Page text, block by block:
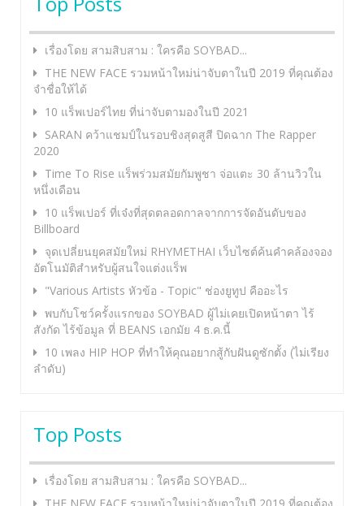
เรื่องโดย สามสิบสาม : ใครคือ SOYBAD...
THE NEW FACE รวมหน้าใหม่น่าจับตาในปี 2019 ที่คุณต้อง
จำชื่อให้ได้
10 แร็พเปอร์ไทย ที่น่าจับตามองในปี 2021
SARAN คว้าแชมป์ในรอบชิงสุดสูสี ปิดฉาก The Rapper
2020
Time To Rise แร็พร่วมสมัยกัมพูชา จ่อแตะ 30 ล้านวิวใน
หนึ่งเดือน
10 แร็พเปอร์ ที่เจ๋งที่สุดตลอดกาลจากการจัดอันดับของ
Billboard
จุดเปลี่ยนยุคสมัยใหม่ RHYMETHAI เว็บไซต์ค้นคำคล้องจอง
อัตโนมัติสำหรับผู้สนใจแต่งแร็พ
"Various Artists หัวข้อ - Topic" ช่องยูทูป คืออะไร
พบกับโชว์ครั้งแรกของ SOYBAD ผู้ไม่เคยเปิดหน้าตา ไร้
สังกัด ไร้ข้อมูล ที่ BEANS เอกมัย 4 ธ.ค.นี้
10 เพลง HIP HOP ที่ทำให้คุณอยากสู้กับฝันดูซักตั้ง (ไม่เรียง
ลำดับ)
Top Posts
เรื่องโดย สามสิบสาม : ใครคือ SOYBAD...
THE NEW FACE รวมหน้าใหม่น่าจับตาในปี 2019 ที่คุณต้อง